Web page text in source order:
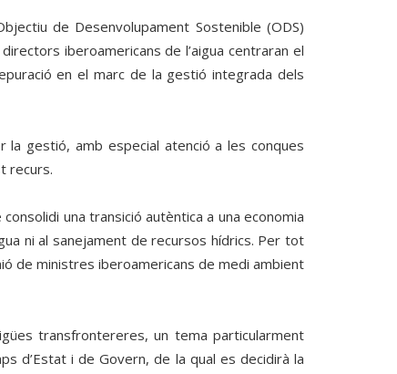
de Desenvolupament Sostenible (ODS)
iberoamericans de l’aigua centraran el
en el marc de la gestió integrada dels
gestió, amb especial atenció a les conques
recurs.
una transició autèntica a una economia
ni al sanejament de recursos hídrics. Per tot
de ministres iberoamericans de medi ambient
transfrontereres, un tema particularment
d’Estat i de Govern, de la qual es decidirà la